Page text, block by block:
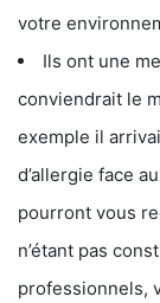
votre
Ils ont une
conviendrait le
exemple il
d’allergie face
pourront vous
n’étant pas
professionnels,